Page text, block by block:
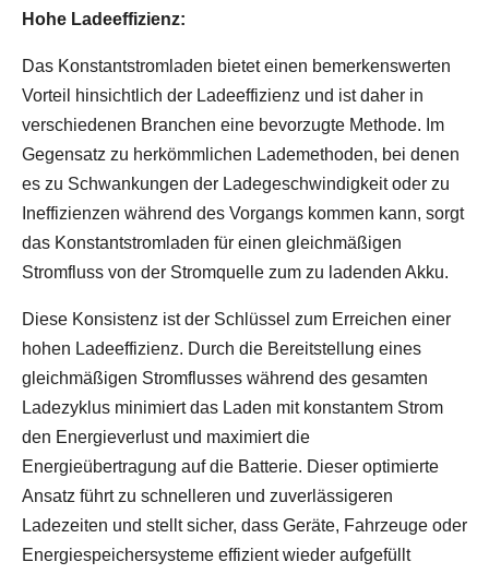
Hohe Ladeeffizienz:
Das Konstantstromladen bietet einen bemerkenswerten
Vorteil hinsichtlich der Ladeeffizienz und ist daher in
verschiedenen Branchen eine bevorzugte Methode. Im
Gegensatz zu herkömmlichen Lademethoden, bei denen
es zu Schwankungen der Ladegeschwindigkeit oder zu
Ineffizienzen während des Vorgangs kommen kann, sorgt
das Konstantstromladen für einen gleichmäßigen
Stromfluss von der Stromquelle zum zu ladenden Akku.
Diese Konsistenz ist der Schlüssel zum Erreichen einer
hohen Ladeeffizienz. Durch die Bereitstellung eines
gleichmäßigen Stromflusses während des gesamten
Ladezyklus minimiert das Laden mit konstantem Strom
den Energieverlust und maximiert die
Energieübertragung auf die Batterie. Dieser optimierte
Ansatz führt zu schnelleren und zuverlässigeren
Ladezeiten und stellt sicher, dass Geräte, Fahrzeuge oder
Energiespeichersysteme effizient wieder aufgefüllt